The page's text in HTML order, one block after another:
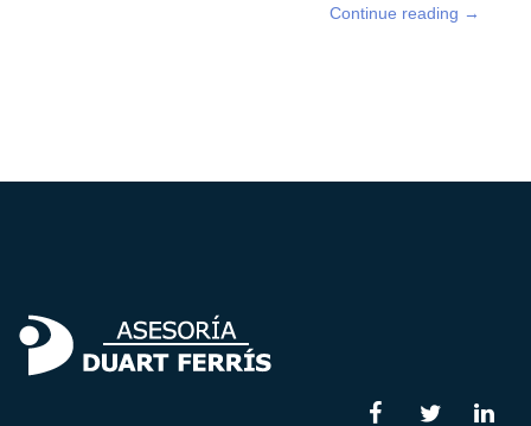
Continue reading →